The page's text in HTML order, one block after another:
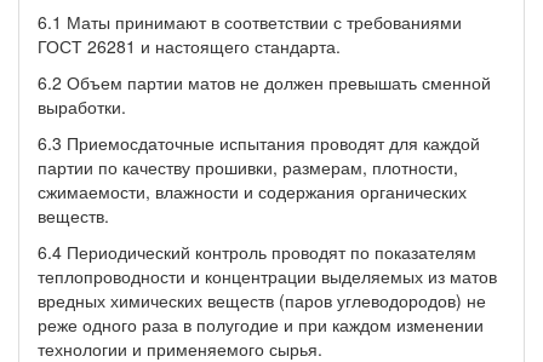
6.1 Маты принимают в соответствии с требованиями
ГОСТ 26281 и настоящего стандарта.
6.2 Объем партии матов не должен превышать сменной
выра­ботки.
6.3 Приемосдаточные испытания проводят для каждой
партии по качеству прошивки, размерам, плотности,
сжимаемости, влаж­ности и содержания органических
веществ.
6.4 Периодический контроль проводят по показателям
тепло­проводности и концентрации выделяемых из матов
вредных хими­ческих веществ (паров углеводородов) не
реже одного раза в по­лугодие и при каждом изменении
технологии и применяемого сырья.